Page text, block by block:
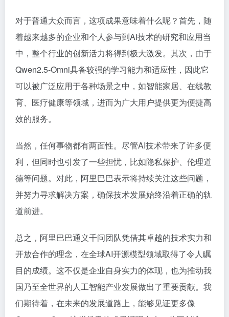
对于普通大众而言，这项成果意味着什么呢？首先，随
着越来越多的企业和个人参与到AI技术的研究和应用当
中，整个行业的创新活力将得到极大激发。其次，由于
Qwen2.5-Omni具备较强的学习能力和适应性，因此它
可以被广泛应用于各种场景之中，如智能家居、在线教
育、医疗健康等领域，进而为广大用户提供更为便捷高
效的服务。
当然，任何事物都有两面性。尽管AI技术带来了许多便
利，但同时也引发了一些担忧，比如隐私保护、伦理道
德等问题。对此，阿里巴巴表示将持续关注这些问题，
并努力寻求解决方案，确保技术发展始终沿着正确的轨
道前进。
总之，阿里巴巴通义千问团队凭借其卓越的技术实力和
开放合作的理念，在全球AI开源模型领域取得了令人瞩
目的成绩。这不仅是企业自身实力的体现，也为推动我
国乃至全世界的人工智能产业发展做出了重要贡献。我
们期待着，在未来的发展道路上，能够见证更多像